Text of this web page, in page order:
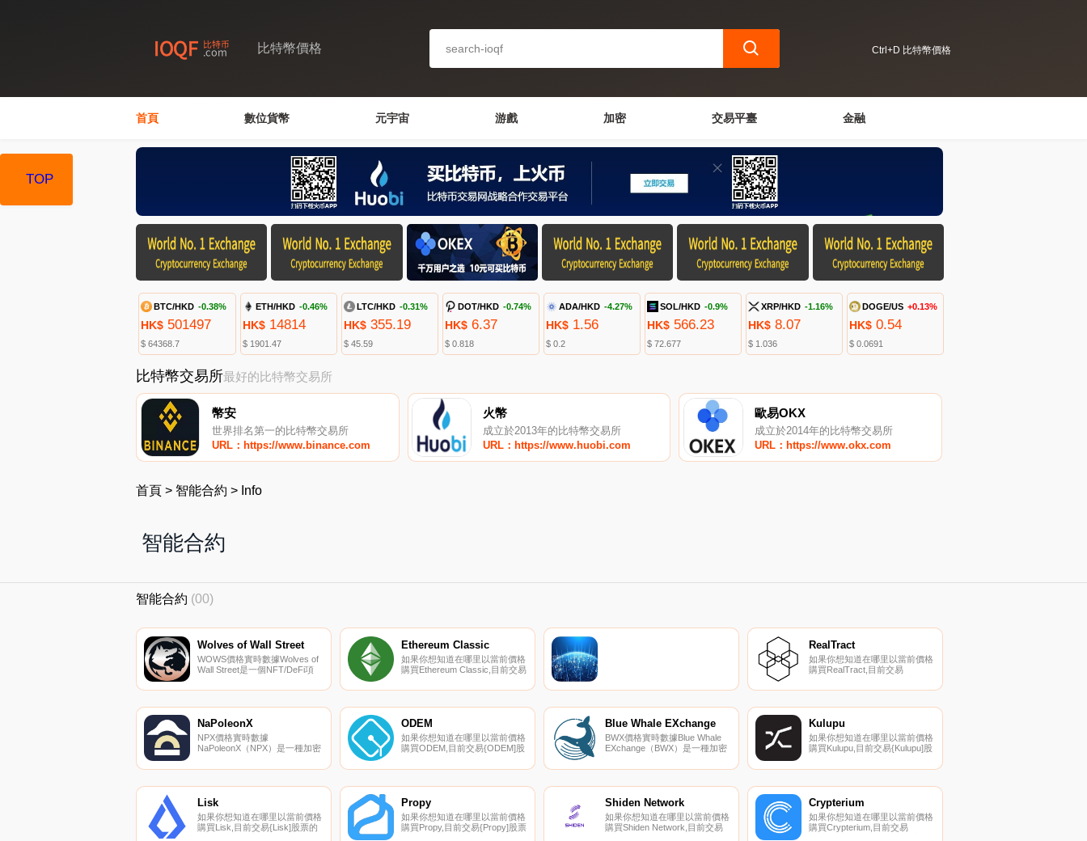
比特幣價格 Ctrl+D 比特幣價格
首頁 數位貨幣 元宇宙 游戲 加密 交易平臺 金融
BTC/HKD -0.38%
HK$ 501497
$ 64368.7
ETH/HKD -0.46%
HK$14814
$ 1901.47
LTC/HKD -0.31%
HK$355.19
$ 45.59
DOT/HKD -0.74%
HK$6.37
$ 0.818
ADA/HKD -4.27%
HK$1.56
$ 0.2
SOL/HKD -0.9%
HK$ 566.23
$ 72.677
XRP/HKD -1.16%
HK$ 8.07
$ 1.036
DOGE/US +0.13%
HK$ 0.54
$ 0.0691
比特幣交易所最好的比特幣交易所
幣安
世界排名第一的比特幣交易所
URL：https://www.binance.com
火幣
成立於2013年的比特幣交易所
URL：https://www.huobi.com
歐易OKX
成立於2014年的比特幣交易所
URL：https://www.okx.com
首頁 > 智能合約 > Info
智能合約
TOP
智能合約 (00)
Wolves of Wall Street
WOWS價格實時數據Wolves of
Wall Street是一個NFT/DeFi項
（SFT）的使用。該項目使您能
利策略,并通過游戲化持有資產
和賺取高回報.
Ethereum Classic
如果你想知道在哪里以當前價格
購買Ethereum Classic,目前交易
加密貨幣交易所是Binance、
幣交易所頁面上找到其他列表.
RealTract
如果你想知道在哪里以當前價格
購買RealTract,目前交易
交易所是Mercatox。您可以在
RealTract（RET）是一種加密
貨幣,在以太坊平臺上運行.
NaPoleonX
NPX價格實時數據
NaPoleonX（NPX）是一種加密
NaPoleonX目前的供應量為
0.18007654美元,在過去24小時
內上漲了0.00.
ODEM
如果你想知道在哪里以當前價格
購買ODEM,目前交易{ODEM]股
Bitbns。您可以在我們的加密貨
場”；,是一個基于區塊鏈的分布
式網絡,允許大學生在沒有中介
的情況下與教授和學術伙伴互
動.
Blue Whale EXchange
BWX價格實時數據Blue Whale
EXchange（BWX）是一種加密
Blue Whale EXchange目前的供
Kulupu
如果你想知道在哪里以當前價格
購買Kulupu,目前交易{Kulupu]股
JuKLP、HotKLPt和qTrade。您
是一個具有鏈上治理和在線升級
的工作證明區塊鏈.
Lisk
如果你想知道在哪里以當前價格
購買Lisk,目前交易{Lisk]股票的
Propy
如果你想知道在哪里以當前價格
購買Propy,目前交易{Propy]股票
Shiden Network
如果你想知道在哪里以當前價格
購買Shiden Network,目前交易
Crypterium
如果你想知道在哪里以當前價格
購買Crypterium,目前交易